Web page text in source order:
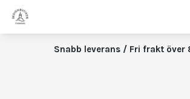
Snabb leverans / Fri frakt över